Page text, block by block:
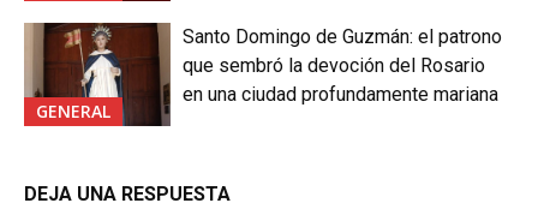
GENERAL
Santo Domingo de Guzmán: el patrono
que sembró la devoción del Rosario
en una ciudad profundamente mariana
DEJA UNA RESPUESTA